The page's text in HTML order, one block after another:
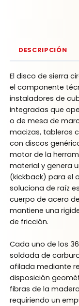
DESCRIPCIÓN
El disco de sierra
el componente
instaladores de
integradas que
o de mesa de
macizas, tableros
con discos
motor de la
material y genera
(kickback) para el
soluciona de raíz
cuerpo de acero
mantiene una
de fricción.
Cada uno de los
soldada de
afilada mediante
disposición
fibras de la
requiriendo un